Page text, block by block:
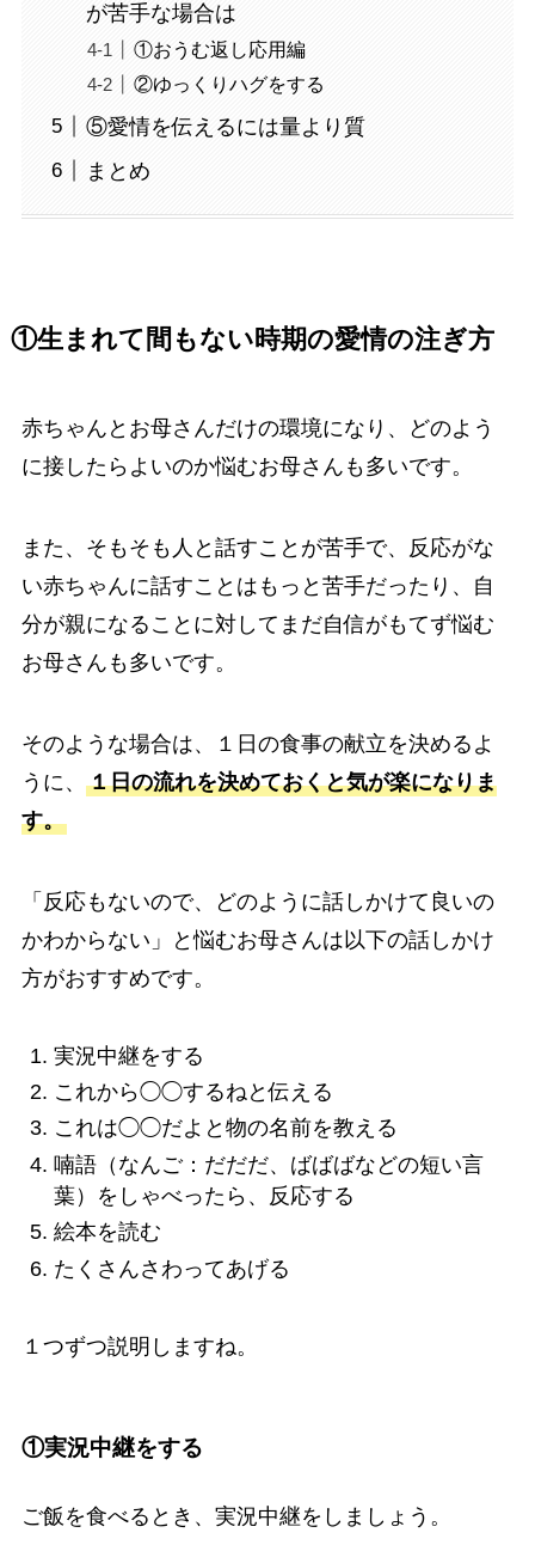
が苦手な場合は
①おうむ返し応用編
②ゆっくりハグをする
⑤愛情を伝えるには量より質
まとめ
①生まれて間もない時期の愛情の注ぎ方
赤ちゃんとお母さんだけの環境になり、どのよう
に接したらよいのか悩むお母さんも多いです。
また、そもそも人と話すことが苦手で、反応がな
い赤ちゃんに話すことはもっと苦手だったり、自
分が親になることに対してまだ自信がもてず悩む
お母さんも多いです。
そのような場合は、１日の食事の献立を決めるよ
うに、 １日の流れを決めておくと気が楽になりま
す。
「反応もないので、どのように話しかけて良いの
かわからない」と悩むお母さんは以下の話しかけ
方がおすすめです。
実況中継をする
これから◯◯するねと伝える
これは◯◯だよと物の名前を教える
喃語（なんご：だだだ、ばばばなどの短い言
葉）をしゃべったら、反応する
絵本を読む
たくさんさわってあげる
１つずつ説明しますね。
①実況中継をする
ご飯を食べるとき、実況中継をしましょう。